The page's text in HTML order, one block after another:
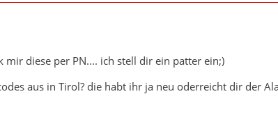
mir diese per PN.... ich stell dir ein patter ein;)
aus in Tirol? die habt ihr ja neu oderreicht dir der